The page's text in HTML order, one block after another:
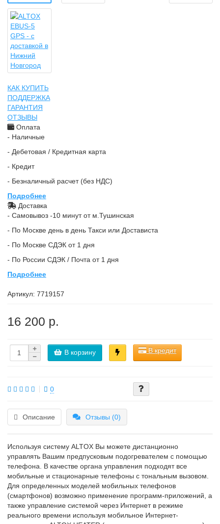
КАК КУПИТЬ
ПОДДЕРЖКА
ГАРАНТИЯ
ОТЗЫВЫ
Оплата
- Наличные
- Дебетовая / Кредитная карта
- Кредит
- Безналичный расчет (без НДС)
Подробнее
Доставка
- Самовывоз -10 минут от м.Тушинская
- По Москве день в день Такси или Достависта
- По Москве СДЭК от 1 дня
- По России СДЭК / Почта от 1 дня
Подробнее
Артикул: 7719157
16 200 р.
В корзину В кредит
0
Описание Отзывы (0)
Используя систему ALTOX Вы можете дистанционно
управлять Вашим предпусковым подогревателем с помощью
телефона. В качестве органа управления подходят все
мобильные и стационарные телефоны с тональным вызовом.
Для определенных моделей мобильных телефонов
(смартфонов) возможно применение программ-приложений, а
также управление системой через Интернет в режиме
реального времени используя мобильное Интернет-